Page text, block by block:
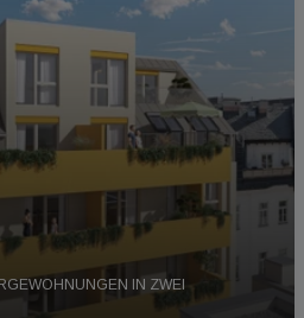
IN ZWEI